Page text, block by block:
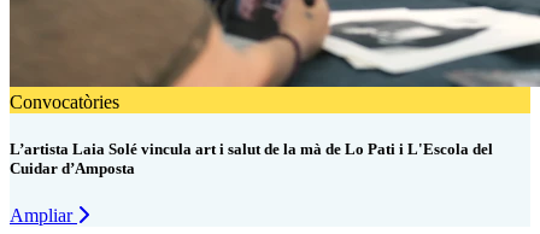
Convocatòries
L’artista Laia Solé vincula art i salut de la mà de Lo Pati i L'Escola del
Cuidar d’Amposta
Ampliar